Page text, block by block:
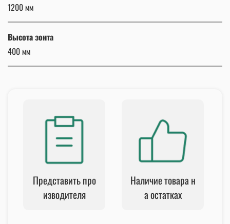
1200 мм
Высота зонта
400 мм
Представить про
изводителя
Наличие товара н
а остатках